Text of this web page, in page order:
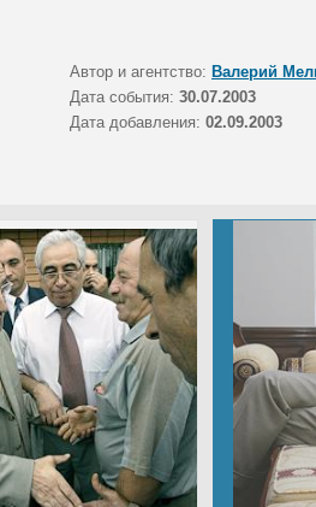
Автор и агентство: Валерий
Дата события: 30.07.2003
Дата добавления: 02.09.2003